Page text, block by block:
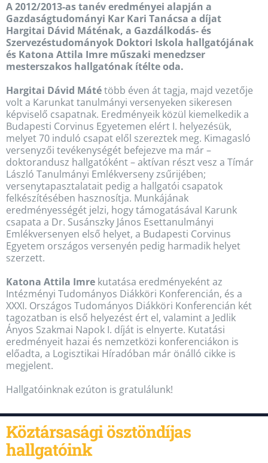
A 2012/2013-as tanév eredményei alapján a
Gazdaságtudományi Kar Kari Tanácsa a díjat
Hargitai Dávid Máténak, a Gazdálkodás- és
Szervezéstudományok Doktori Iskola hallgatójának
és Katona Attila Imre műszaki menedzser
mesterszakos hallgatónak ítélte oda.
Hargitai Dávid Mátétöbb éven át tagja, majd vezetője
volt a Karunkat tanulmányi versenyeken sikeresen
képviselő csapatnak. Eredményeik közül kiemelkedik a
Budapesti Corvinus Egyetemen elért I. helyezésük,
melyet 70 induló csapat elől szereztek meg. Kimagasló
versenyzői tevékenységét befejezve ma már –
doktorandusz hallgatóként – aktívan részt vesz a Tímár
László Tanulmányi Emlékverseny zsűrijében;
versenytapasztalatait pedig a hallgatói csapatok
felkészítésében hasznosítja. Munkájának
eredményességét jelzi, hogy támogatásával Karunk
csapata a Dr. Susánszky János Esettanulmányi
Emlékversenyen első helyet, a Budapesti Corvinus
Egyetem országos versenyén pedig harmadik helyet
szerzett.
Katona Attila Imre kutatása eredményeként az
Intézményi Tudományos Diákköri Konferencián, és a
XXXI. Országos Tudományos Diákköri Konferencián két
tagozatban is első helyezést ért el, valamint a Jedlik
Ányos Szakmai Napok I. díját is elnyerte. Kutatási
eredményeit hazai és nemzetközi konferenciákon is
előadta, a Logisztikai Híradóban már önálló cikke is
megjelent.
Hallgatóinknak ezúton is gratulálunk!
Köztársasági ösztöndíjas
hallgatóink